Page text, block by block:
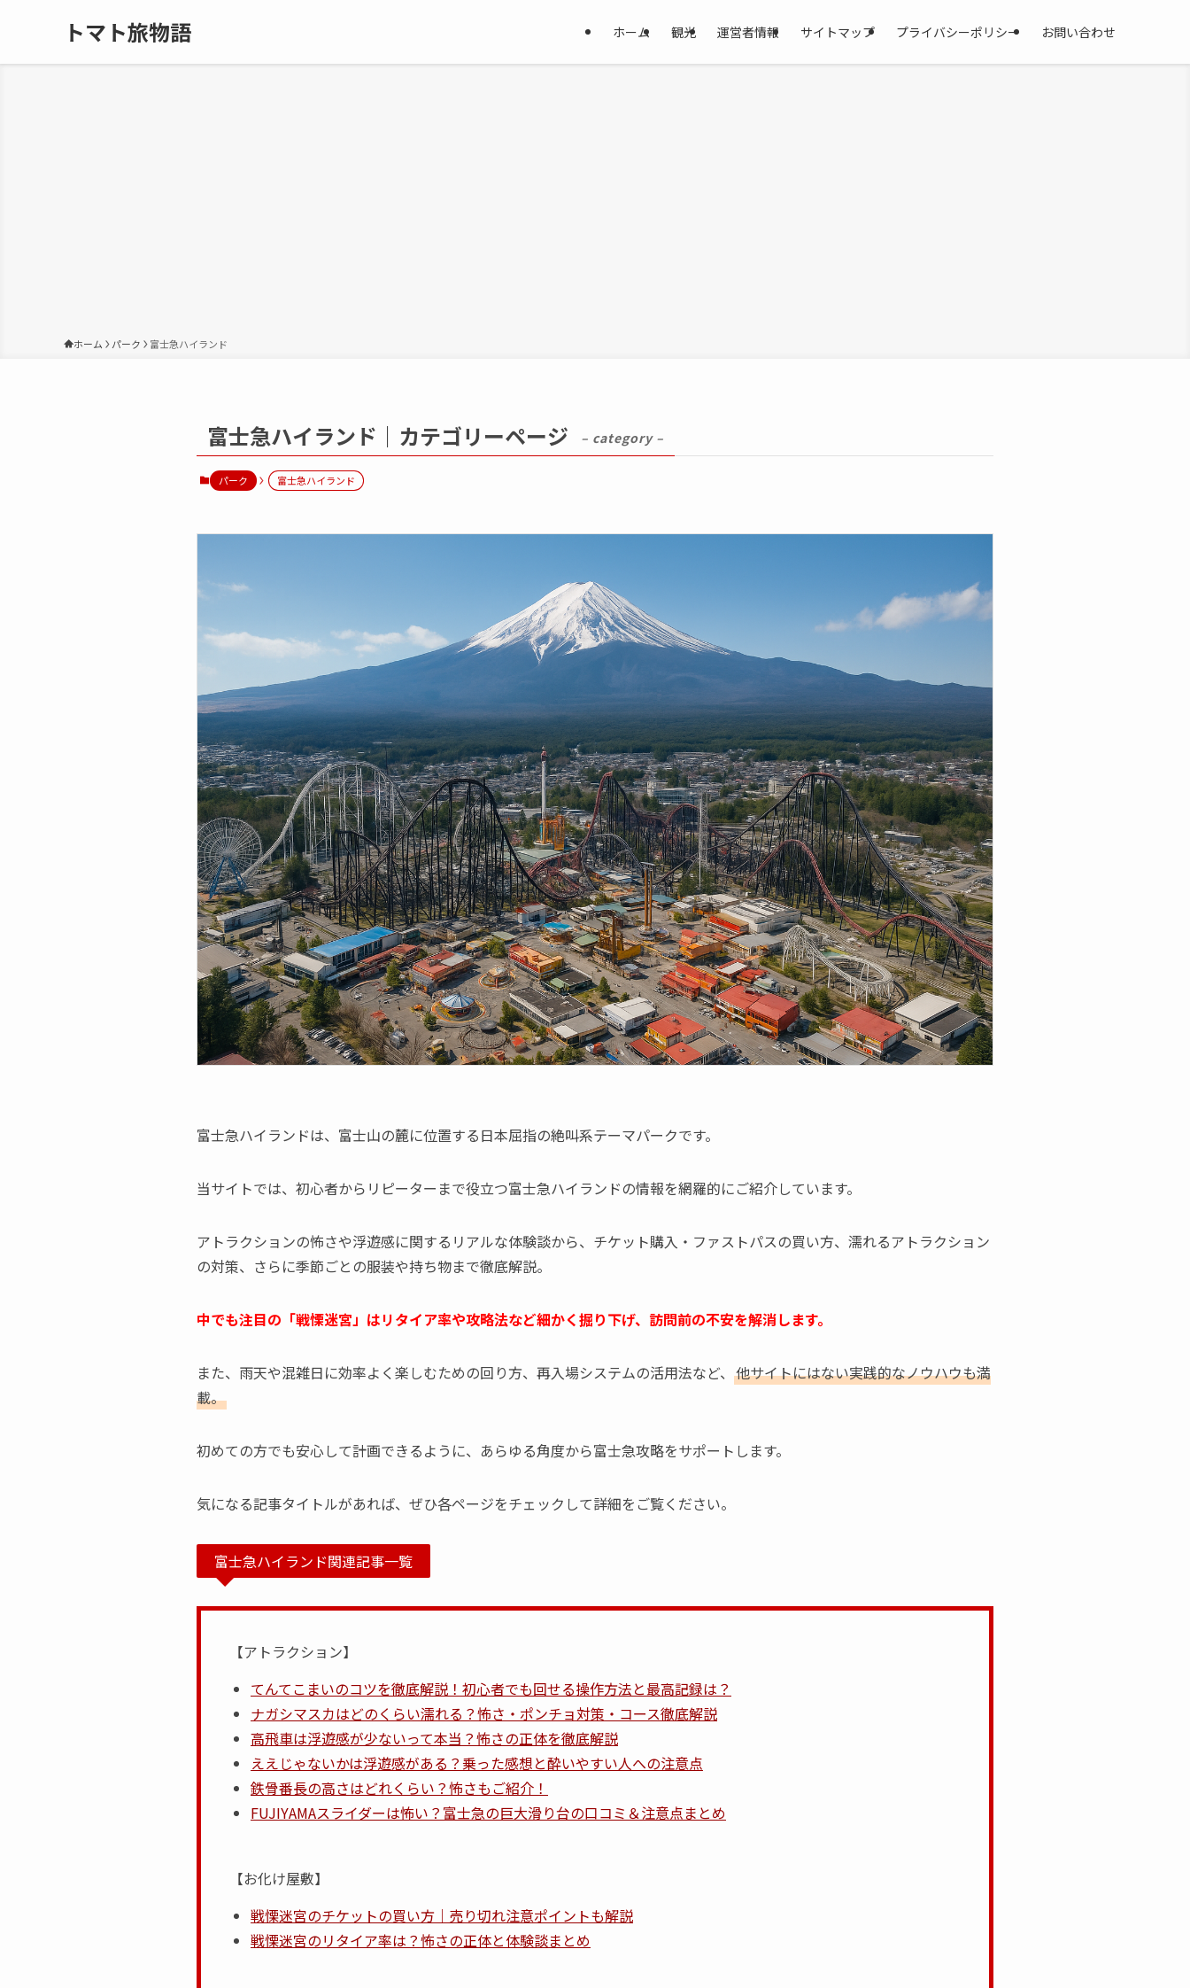
トマト旅物語 ホーム 観光 運営者情報 サイトマップ プライバシーポリシー お問い合わせ
ホーム パーク 富士急ハイランド
富士急ハイランド｜カテゴリーページ – category –
パーク 富士急ハイランド
富士急ハイランドは、富士山の麓に位置する日本屈指の絶叫系テーマパークです。
当サイトでは、初心者からリピーターまで役立つ富士急ハイランドの情報を網羅的にご紹介しています。
アトラクションの怖さや浮遊感に関するリアルな体験談から、チケット購入・ファストパスの買い方、濡れるアトラクション
の対策、さらに季節ごとの服装や持ち物まで徹底解説。
中でも注目の「戦慄迷宮」はリタイア率や攻略法など細かく掘り下げ、訪問前の不安を解消します。
また、雨天や混雑日に効率よく楽しむための回り方、再入場システムの活用法など、 他サイトにはない実践的なノウハウも満
載。
初めての方でも安心して計画できるように、あらゆる角度から富士急攻略をサポートします。
気になる記事タイトルがあれば、ぜひ各ページをチェックして詳細をご覧ください。
富士急ハイランド関連記事一覧
【アトラクション】
てんてこまいのコツを徹底解説！初心者でも回せる操作方法と最高記録は？
ナガシマスカはどのくらい濡れる？怖さ・ポンチョ対策・コース徹底解説
高飛車は浮遊感が少ないって本当？怖さの正体を徹底解説
ええじゃないかは浮遊感がある？乗った感想と酔いやすい人への注意点
鉄骨番長の高さはどれくらい？怖さもご紹介！
FUJIYAMAスライダーは怖い？富士急の巨大滑り台の口コミ＆注意点まとめ
【お化け屋敷】
戦慄迷宮のチケットの買い方｜売り切れ注意ポイントも解説
戦慄迷宮のリタイア率は？怖さの正体と体験談まとめ